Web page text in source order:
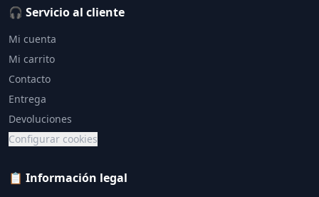
🎧 Servicio al cliente
Mi cuenta
Mi carrito
Contacto
Entrega
Devoluciones
Configurar cookies
📋 Información legal